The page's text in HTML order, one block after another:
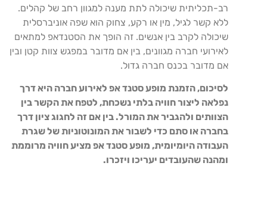
רב-תכליתית שיכולה לתת מענה למגוון רחב של קהלים.
ללא קשר לגיל, מין או רקע, צחוק הוא שפה אוניברסלית
שיכולה לקרב בין אנשים. זה הופך את הסטנדאפ למתאים
לאירועי חברה מגוונים, בין אם מדובר במפגש צוות קטן ובין
אם מדובר בכנס חברה גדול.
לסיכום, הזמנת מופע סטנד אפ לאירוע חברה היא דרך
נפלאה ליצור חוויה בלתי נשכחת, לטפח את הקשר בין
הצוותים ולהגביר את המורל. בין אם זה לחגוג ציון דרך
בחברה או סתם כדי לשבור את המונוטוניות של שגרת
העבודה היומיומית, מופע סטנד אפ מציע חוויה מרוממת
ומהנה שהעובדים יעריכו ויזכרו.